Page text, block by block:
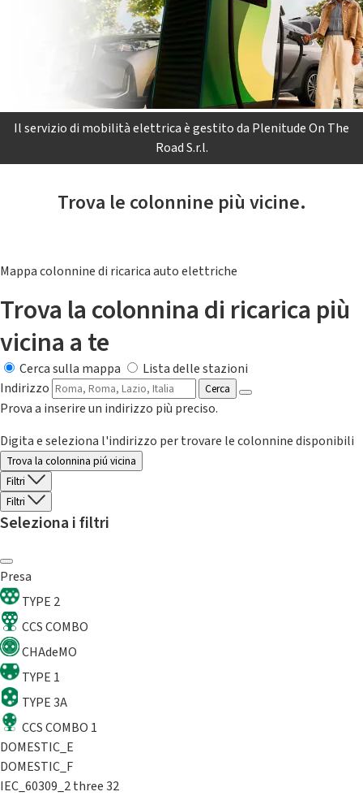
Il servizio di mobilità elettrica è gestito da Plenitude On The
Road S.r.l.
Trova le colonnine più vicine.
Mappa colonnine di ricarica auto elettriche
Trova la colonnina di ricarica più
vicina a te
Cerca sulla mappa
Lista delle stazioni
Indirizzo
Cerca
Prova a inserire un indirizzo più preciso.
Digita e seleziona l'indirizzo per trovare le colonnine disponibili
Trova la colonnina piú vicina
Filtri
Filtri
Seleziona i filtri
Presa
TYPE 2
CCS COMBO
CHAdeMO
TYPE 1
TYPE 3A
CCS COMBO 1
DOMESTIC_E
DOMESTIC_F
IEC_60309_2 three 32